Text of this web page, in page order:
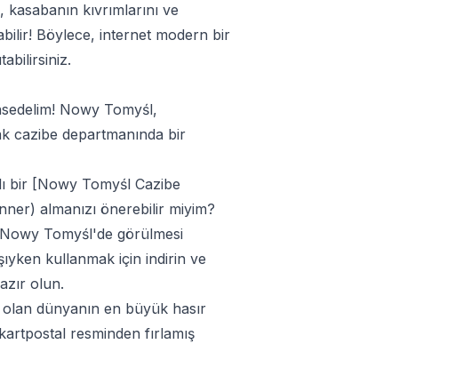
kıvrımlarını ve
Böylece, internet modern bir
Nowy Tomyśl,
cazibe departmanında bir
bir [Nowy Tomyśl Cazibe
) almanızı önerebilir miyim?
Tomyśl'de görülmesi
kullanmak için indirin ve
olun.
dünyanın en büyük hasır
resminden fırlamış